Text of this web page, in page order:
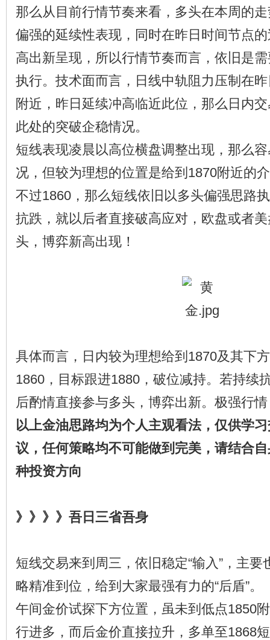
那么从目前行情节奏来看，多头在本周的
偏强的延续性表现，同时在昨日时间节点
高出新呈现，所以行情节奏而言，依旧是
执行。技术面而言，日线中轨阻力压制在
附近，昨日延续冲高临近此位，那么日内
此处的突破企稳情况。
短线表现凌晨以高位横盘调整出现，那么
况，但较为理想的位置是给到1870附近的
不过1860，那么短线依旧以多头偏强思路
抗跌，就以后者直接破高应对，欧盘或者
头，博弈新高出现！
具体而言，日内较为理想给到1870及其下
1860，目标跟进1880，破位减持。若持续
后酌情直接参与多头，博弈出新。极强行
以上金油思路均为个人主观看法，仅供学
议，任何策略均不可能做到完美，请结合
种投资方向
》》》》吾日三省吾身
短线交易来到周三，依旧稳定“输入”，主
略精准到位，给到大家最强有力的“后盾”。
午间金价试探下方位置，虽未到低点1850
行进多，而后金价直接拉升，多单至1868